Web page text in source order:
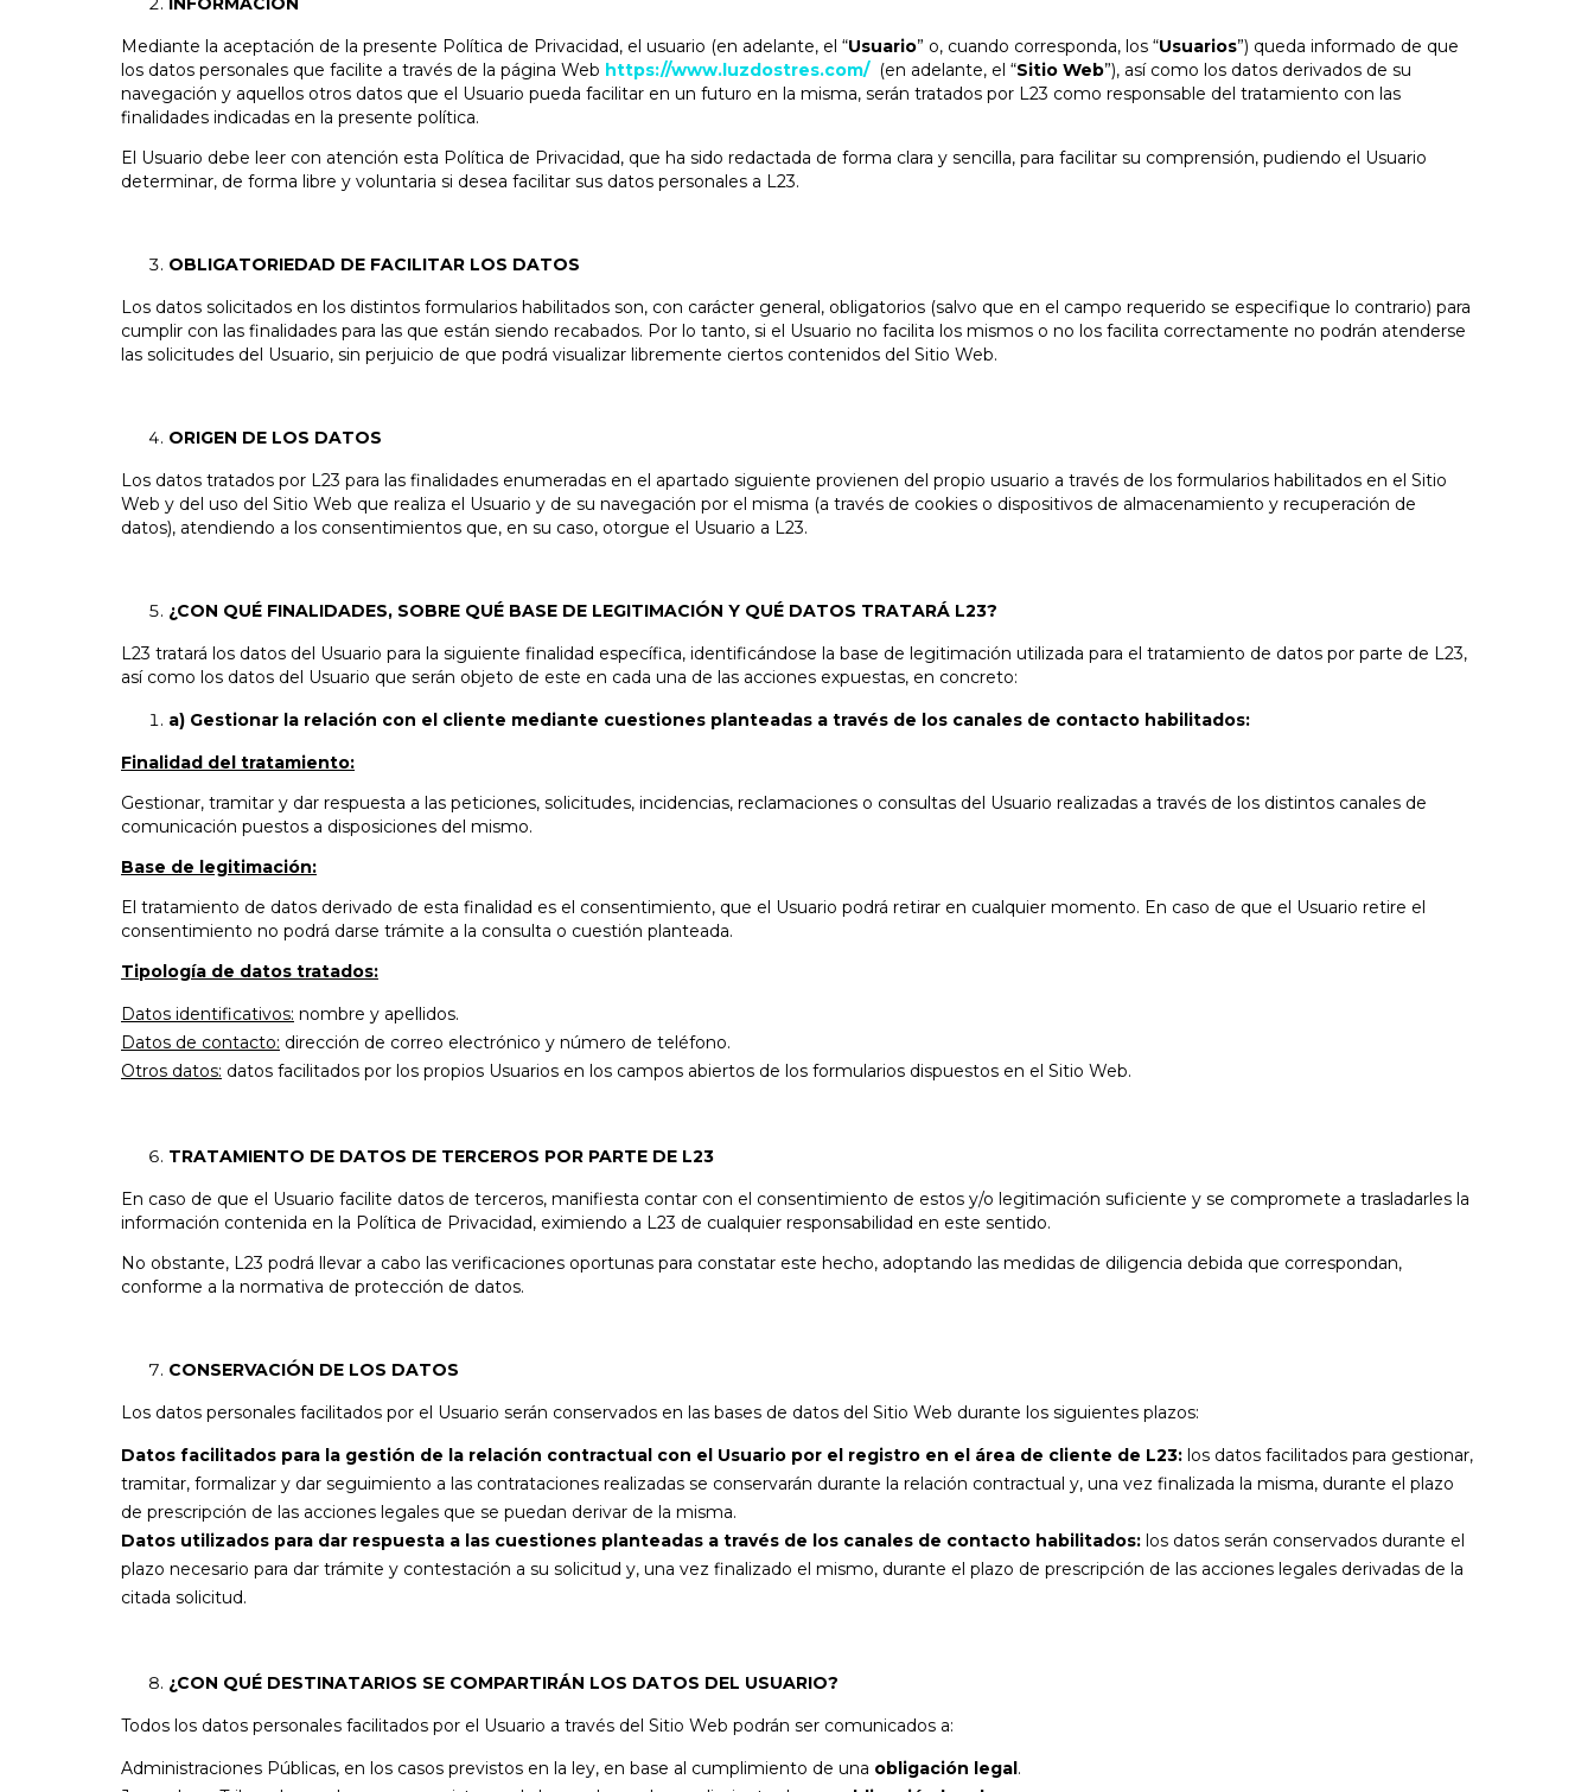
Mediante la aceptación de la presente Política de Privacidad, el usuario (en adelante, el “Usuario” o, cuando corresponda, los “Usuarios”) queda informado de que
los datos personales que facilite a través de la página Web https://www.luzdostres.com/(en adelante, el “Sitio Web”), así como los datos derivados de su
navegación y aquellos otros datos que el Usuario pueda facilitar en un futuro en la misma, serán tratados por L23 como responsable del tratamiento con las
finalidades indicadas en la presente política.
El Usuario debe leer con atención esta Política de Privacidad, que ha sido redactada de forma clara y sencilla, para facilitar su comprensión, pudiendo el Usuario
determinar, de forma libre y voluntaria si desea facilitar sus datos personales a L23.
OBLIGATORIEDAD DE FACILITAR LOS DATOS
Los datos solicitados en los distintos formularios habilitados son, con carácter general, obligatorios (salvo que en el campo requerido se especifique lo contrario) para
cumplir con las finalidades para las que están siendo recabados. Por lo tanto, si el Usuario no facilita los mismos o no los facilita correctamente no podrán atenderse
las solicitudes del Usuario, sin perjuicio de que podrá visualizar libremente ciertos contenidos del Sitio Web.
ORIGEN DE LOS DATOS
Los datos tratados por L23 para las finalidades enumeradas en el apartado siguiente provienen del propio usuario a través de los formularios habilitados en el Sitio
Web y del uso del Sitio Web que realiza el Usuario y de su navegación por el misma (a través de cookies o dispositivos de almacenamiento y recuperación de
datos), atendiendo a los consentimientos que, en su caso, otorgue el Usuario a L23.
¿CON QUÉ FINALIDADES, SOBRE QUÉ BASE DE LEGITIMACIÓN Y QUÉ DATOS TRATARÁ L23?
L23 tratará los datos del Usuario para la siguiente finalidad específica, identificándose la base de legitimación utilizada para el tratamiento de datos por parte de L23,
así como los datos del Usuario que serán objeto de este en cada una de las acciones expuestas, en concreto:
a) Gestionar la relación con el cliente mediante cuestiones planteadas a través de los canales de contacto habilitados:
Finalidad del tratamiento:
Gestionar, tramitar y dar respuesta a las peticiones, solicitudes, incidencias, reclamaciones o consultas del Usuario realizadas a través de los distintos canales de
comunicación puestos a disposiciones del mismo.
Base de legitimación:
El tratamiento de datos derivado de esta finalidad es el consentimiento, que el Usuario podrá retirar en cualquier momento. En caso de que el Usuario retire el
consentimiento no podrá darse trámite a la consulta o cuestión planteada.
Tipología de datos tratados:
Datos identificativos: nombre y apellidos.
Datos de contacto: dirección de correo electrónico y número de teléfono.
Otros datos: datos facilitados por los propios Usuarios en los campos abiertos de los formularios dispuestos en el Sitio Web.
TRATAMIENTO DE DATOS DE TERCEROS POR PARTE DE L23
En caso de que el Usuario facilite datos de terceros, manifiesta contar con el consentimiento de estos y/o legitimación suficiente y se compromete a trasladarles la
información contenida en la Política de Privacidad, eximiendo a L23 de cualquier responsabilidad en este sentido.
No obstante, L23 podrá llevar a cabo las verificaciones oportunas para constatar este hecho, adoptando las medidas de diligencia debida que correspondan,
conforme a la normativa de protección de datos.
CONSERVACIÓN DE LOS DATOS
Los datos personales facilitados por el Usuario serán conservados en las bases de datos del Sitio Web durante los siguientes plazos:
Datos facilitados para la gestión de la relación contractual con el Usuario por el registro en el área de cliente de L23: los datos facilitados para gestionar,
tramitar, formalizar y dar seguimiento a las contrataciones realizadas se conservarán durante la relación contractual y, una vez finalizada la misma, durante el plazo
de prescripción de las acciones legales que se puedan derivar de la misma.
Datos utilizados para dar respuesta a las cuestiones planteadas a través de los canales de contacto habilitados: los datos serán conservados durante el
plazo necesario para dar trámite y contestación a su solicitud y, una vez finalizado el mismo, durante el plazo de prescripción de las acciones legales derivadas de la
citada solicitud.
¿CON QUÉ DESTINATARIOS SE COMPARTIRÁN LOS DATOS DEL USUARIO?
Todos los datos personales facilitados por el Usuario a través del Sitio Web podrán ser comunicados a:
Administraciones Públicas, en los casos previstos en la ley, en base al cumplimiento de una obligación legal .